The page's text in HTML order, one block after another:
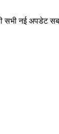
नई अपडेट